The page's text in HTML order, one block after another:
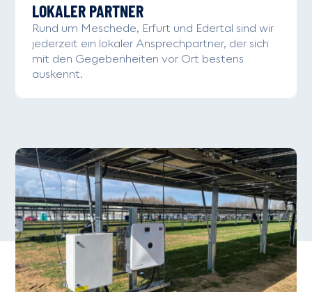
LOKALER PARTNER
Rund um Meschede, Erfurt und Edertal sind wir
jederzeit ein lokaler Ansprechpartner, der sich
mit den Gegebenheiten vor Ort bestens
auskennt.